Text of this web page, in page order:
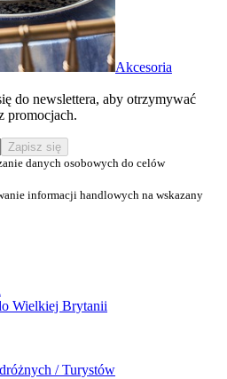
Akcesoria
do newslettera, aby otrzymywać
promocjach.
danych osobowych do celów
informacji handlowych na wskazany
Wielkiej Brytanii
/ Turystów